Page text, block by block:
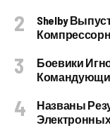
Shelby
Боевики
Названы